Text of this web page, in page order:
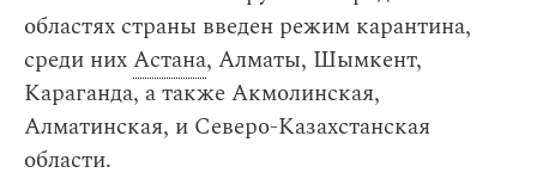
областях страны введен режим карантина,
среди нихАстана, Алматы, Шымкент,
Караганда, а также Акмолинская,
Алматинская, и Северо-Казахстанская
области.